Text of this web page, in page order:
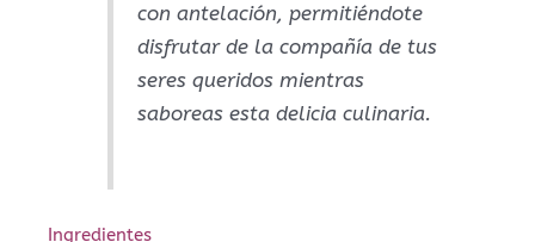
con antelación, permitiéndote
disfrutar de la compañía de tus
seres queridos mientras
saboreas esta delicia culinaria.
Ingredientes